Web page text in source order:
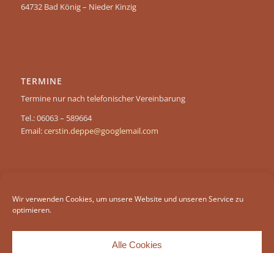
Wir verwenden Cookies, um unsere Website und unseren Service zu
optimieren.
Alle Cookies
64732 Bad König – Nieder Kinzig
TERMINE
Termine nur nach telefonischer Vereinbarung
Tel.: 06063 – 589664
Email:cerstin.deppe@googlemail.com
INFORMATIONEN